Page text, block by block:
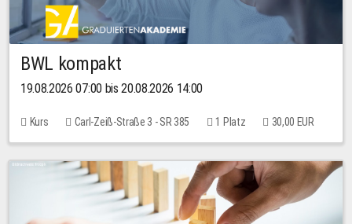
BWL kompakt
19.08.2026 07:00 bis 20.08.2026 14:00
Kurs Carl-Zeiß-Straße 3 - SR 385 1 Platz 30,00 EUR